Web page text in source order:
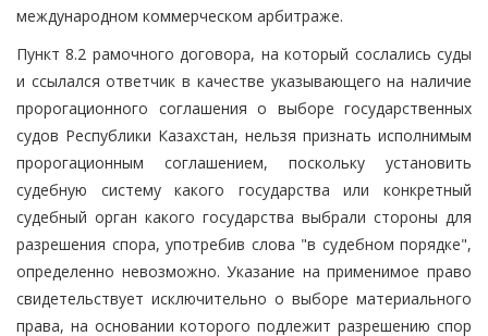
международном коммерческом арбитраже.
Пункт 8.2 рамочного договора, на который сослались суды
и ссылался ответчик в качестве указывающего на наличие
пророгационного соглашения о выборе государственных
судов Республики Казахстан, нельзя признать исполнимым
пророгационным соглашением, поскольку установить
судебную систему какого государства или конкретный
судебный орган какого государства выбрали стороны для
разрешения спора, употребив слова "в судебном порядке",
определенно невозможно. Указание на применимое право
свидетельствует исключительно о выборе материального
права, на основании которого подлежит разрешению спор